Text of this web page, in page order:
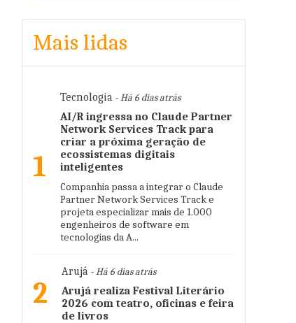
Mais lidas
1
Tecnologia - Há 6 dias atrás
AI/R ingressa no Claude Partner
Network Services Track para
criar a próxima geração de
ecossistemas digitais
inteligentes
Companhia passa a integrar o Claude
Partner Network Services Track e
projeta especializar mais de 1.000
engenheiros de software em
tecnologias da A...
2
Arujá - Há 6 dias atrás
Arujá realiza Festival Literário
2026 com teatro, oficinas e feira
de livros